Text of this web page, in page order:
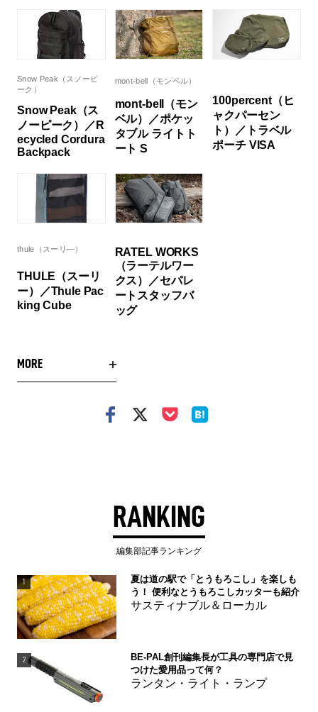
Snow Peak（スノーピ
ーク）
Snow Peak（ス
ノーピーク）／R
ecycled Cordura
Backpack
mont-bell（モンベル）
mont-bell（モン
ベル）／ポケッ
タブル ライトト
ート S
100percent（ヒ
ャクパーセン
ト）／トラベル
ポーチ VISA
thule（スーリ―）
THULE（スーリ
ー）／Thule Pac
king Cube
RATEL WORKS
（ラーテルワー
クス）／セパレ
ートスタッフバ
ッグ
MORE
RANKING
編集部記事ランキング
1
夏は道の駅で「とうもろこし」を楽しも
う！ 便利なとうもろこしカッターも紹介
サスティナブル＆ローカル
2
BE-PAL創刊編集長が工具の専門店で見
つけた愛用品って何？
ランタン・ライト・ランプ